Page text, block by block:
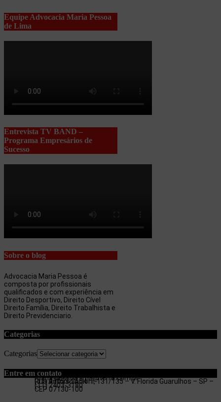
Equipe Advocacia Maria Pessoa
de Lima
Entrevista TV BAND –
Programa Empresários de
Sucesso
Sobre o blog
Advocacia Maria Pessoa é
composta por profissionais
qualificados e com experiência em
Direito Desportivo, Direito Cível
Direito Família, Direito Trabalhista e
Direito Previdenciario.
Categorias
Categorias
Entre em contato
Rua Antonio Artoni, 131/135 – V. Florida Guarulhos – SP –
CEP 07130-100
(11) 2403-3180
(11) 97053-3654
maria.pessoa.lima@terra.com.br